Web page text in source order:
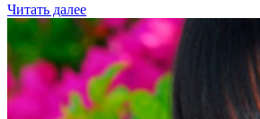
Читать далее